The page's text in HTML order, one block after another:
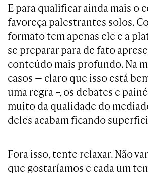
E para qualificar ainda mais o
favoreça palestrantes solos.
formato tem apenas ele e a
se preparar para de fato
conteúdo mais profundo. Na
casos — claro que isso está
uma regra –, os debates e
muito da qualidade do
deles acabam ficando
Fora isso, tente relaxar. Não
que gostaríamos e cada um